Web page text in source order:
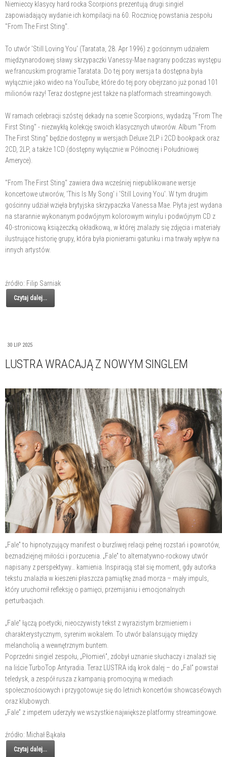
Niemieccy klasycy hard rocka Scorpions prezentują drugi singiel
zapowiadający wydanie ich kompilacji na 60. Rocznicę powstania zespołu
"From The First Sting".
To utwór 'Still Loving You' (Taratata, 28. Apr 1996) z gościnnym udziałem
międzynarodowej sławy skrzypaczki Vanessy-Mae nagrany podczas występu
we francuskim programie Taratata. Do tej pory wersja ta dostępna była
wyłącznie jako wideo na YouTube, które do tej pory obejrzano już ponad 101
milionów razy! Teraz dostępne jest także na platformach streamingowych.
W ramach celebracji szóstej dekady na scenie Scorpions, wydadzą "From The
First Sting" - niezwykłą kolekcję swoich klasycznych utworów. Album "From
The First Sting" będzie dostępny w wersjach Deluxe 2LP i 2CD bookpack oraz
2CD, 2LP, a także 1CD (dostępny wyłącznie w Północnej i Południowej
Ameryce).
"From The First Sting" zawiera dwa wcześniej niepublikowane wersje
koncertowe utworów, 'This Is My Song' i 'Still Loving You'. W tym drugim
gościnny udział wzięła brytyjska skrzypaczka Vanessa Mae. Płyta jest wydana
na starannie wykonanym podwójnym kolorowym winylu i podwójnym CD z
40-stronicową książeczką okładkową, w której znalazły się zdjęcia i materiały
ilustrujące historię grupy, która była pionierami gatunku i ma trwały wpływ na
innych artystów.
źródło: Filip Sarniak
Czytaj dalej...
30 LIP 2025
LUSTRA WRACAJĄ Z NOWYM SINGLEM
„Fale” to hipnotyzujący manifest o burzliwej relacji pełnej rozstań i powrotów,
beznadziejnej miłości i porzucenia. „Fale” to alternatywno-rockowy utwór
napisany z perspektywy… kamienia. Inspiracją stał się moment, gdy autorka
tekstu znalazła w kieszeni płaszcza pamiątkę znad morza – mały impuls,
który uruchomił refleksję o pamięci, przemijaniu i emocjonalnych
perturbacjach.
„Fale” łączą poetycki, nieoczywisty tekst z wyrazistym brzmieniem i
charakterystycznym, syrenim wokalem. To utwór balansujący między
melancholią a wewnętrznym buntem.
Poprzedni singiel zespołu, „Płomień”, zdobył uznanie słuchaczy i znalazł się
na liście TurboTop Antyradia. Teraz LUSTRA idą krok dalej – do „Fal” powstał
teledysk, a zespół rusza z kampanią promocyjną w mediach
społecznościowych i przygotowuje się do letnich koncertów showcase’owych
oraz klubowych.
„Fale” z impetem uderzyły we wszystkie największe platformy streamingowe.
źródło: Michał Bąkała
Czytaj dalej...